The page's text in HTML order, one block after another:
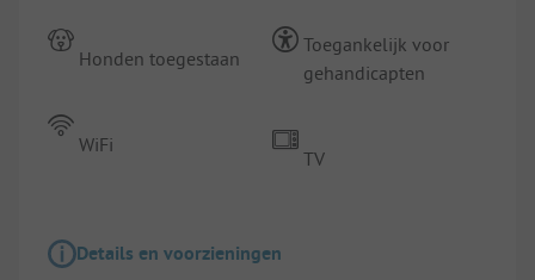
Honden toegestaan
WiFi
Toegankelijk voor
gehandicapten
TV
Details en voorzieningen